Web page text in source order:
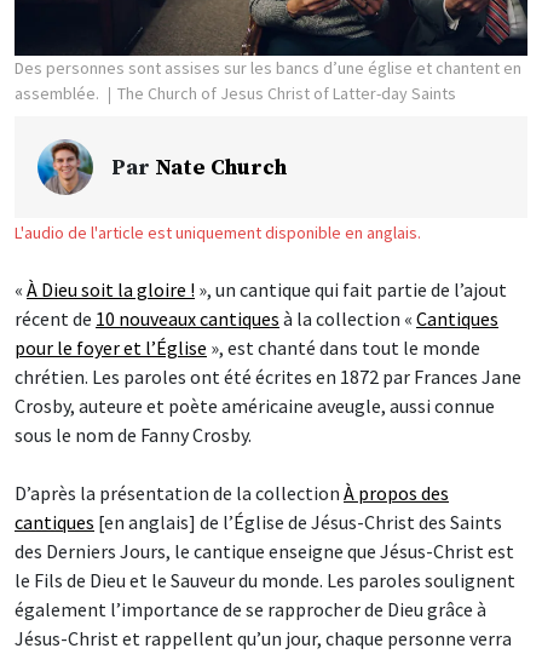
Des personnes sont assises sur les bancs d’une église et chantent en
assemblée.
The Church of Jesus Christ of Latter-day Saints
Par Nate Church
L'audio de l'article est uniquement disponible en anglais.
« À Dieu soit la gloire ! », un cantique qui fait partie de l’ajout
récent de 10 nouveaux cantiques à la collection « Cantiques
pour le foyer et l’Église », est chanté dans tout le monde
chrétien. Les paroles ont été écrites en 1872 par Frances Jane
Crosby, auteure et poète américaine aveugle, aussi connue
sous le nom de Fanny Crosby.
D’après la présentation de la collection À propos des
cantiques [en anglais] de l’Église de Jésus-Christ des Saints
des Derniers Jours, le cantique enseigne que Jésus-Christ est
le Fils de Dieu et le Sauveur du monde. Les paroles soulignent
également l’importance de se rapprocher de Dieu grâce à
Jésus-Christ et rappellent qu’un jour, chaque personne verra